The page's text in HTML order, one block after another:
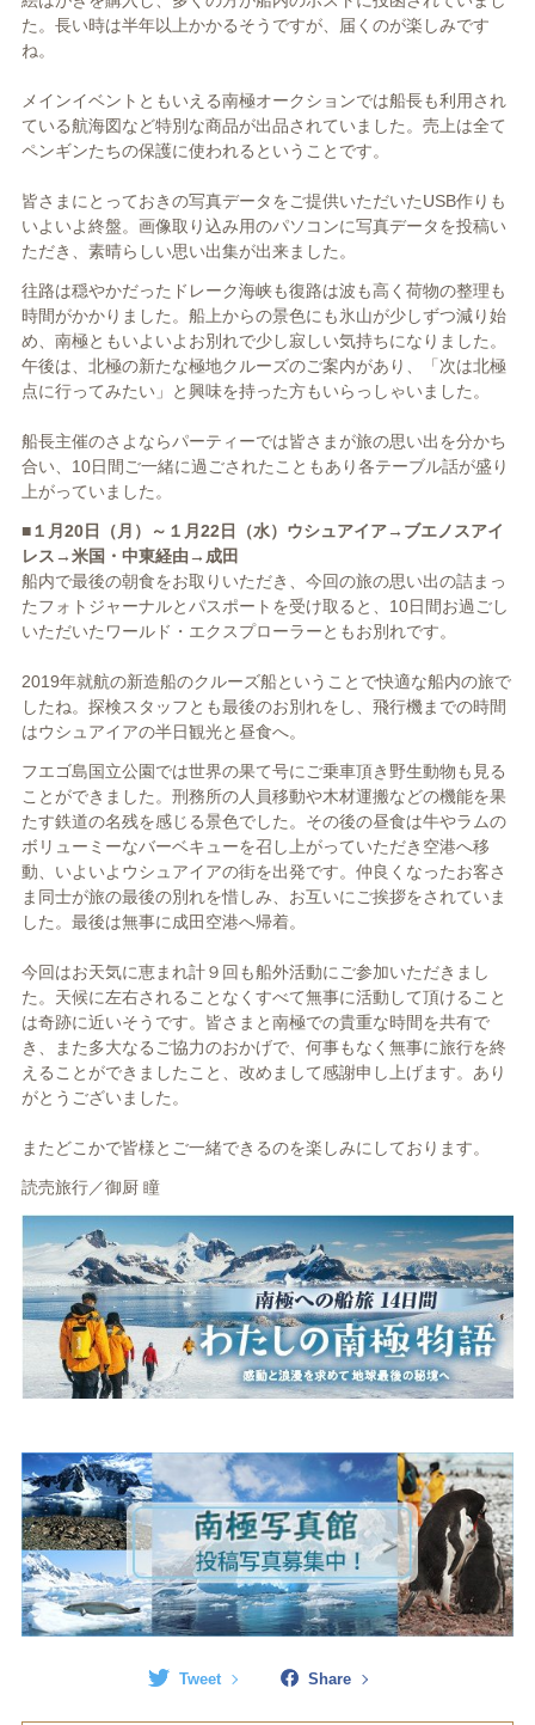
た。長い時は半年以上かかるそうですが、届くのが楽しみです
ね。
メインイベントともいえる南極オークションでは船長も利用され
ている航海図など特別な商品が出品されていました。売上は全て
ペンギンたちの保護に使われるということです。
皆さまにとっておきの写真データをご提供いただいたUSB作りも
いよいよ終盤。画像取り込み用のパソコンに写真データを投稿い
ただき、素晴らしい思い出集が出来ました。
往路は穏やかだったドレーク海峡も復路は波も高く荷物の整理も
時間がかかりました。船上からの景色にも氷山が少しずつ減り始
め、南極ともいよいよお別れで少し寂しい気持ちになりました。
午後は、北極の新たな極地クルーズのご案内があり、「次は北極
点に行ってみたい」と興味を持った方もいらっしゃいました。
船長主催のさよならパーティーでは皆さまが旅の思い出を分かち
合い、10日間ご一緒に過ごされたこともあり各テーブル話が盛り
上がっていました。
■１月20日（月）～１月22日（水）ウシュアイア→ブエノスアイ
レス→米国・中東経由→成田
船内で最後の朝食をお取りいただき、今回の旅の思い出の詰まっ
たフォトジャーナルとパスポートを受け取ると、10日間お過ごし
いただいたワールド・エクスプローラーともお別れです。
2019年就航の新造船のクルーズ船ということで快適な船内の旅で
したね。探検スタッフとも最後のお別れをし、飛行機までの時間
はウシュアイアの半日観光と昼食へ。
フエゴ島国立公園では世界の果て号にご乗車頂き野生動物も見る
ことができました。刑務所の人員移動や木材運搬などの機能を果
たす鉄道の名残を感じる景色でした。その後の昼食は牛やラムの
ボリューミーなバーベキューを召し上がっていただき空港へ移
動、いよいよウシュアイアの街を出発です。仲良くなったお客さ
ま同士が旅の最後の別れを惜しみ、お互いにご挨拶をされていま
した。最後は無事に成田空港へ帰着。
今回はお天気に恵まれ計９回も船外活動にご参加いただきまし
た。天候に左右されることなくすべて無事に活動して頂けること
は奇跡に近いそうです。皆さまと南極での貴重な時間を共有で
き、また多大なるご協力のおかげで、何事もなく無事に旅行を終
えることができましたこと、改めまして感謝申し上げます。あり
がとうございました。
またどこかで皆様とご一緒できるのを楽しみにしております。
読売旅行／御厨 瞳
Tweet Share